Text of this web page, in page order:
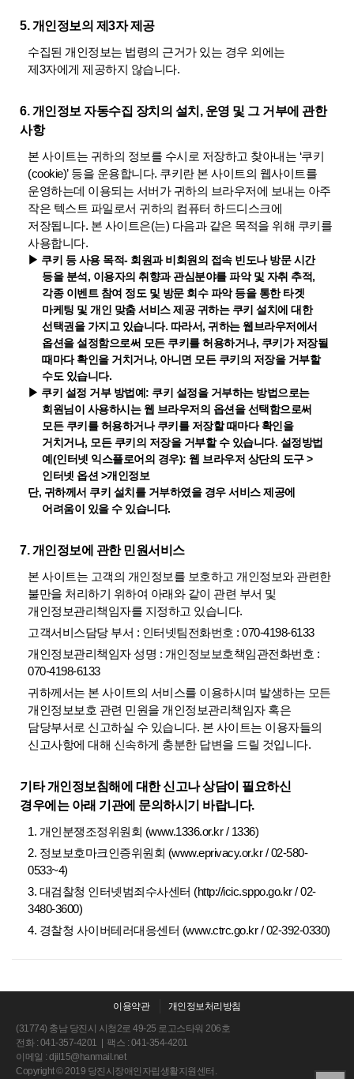
5. 개인정보의 제3자 제공
수집된 개인정보는 법령의 근거가 있는 경우 외에는
제3자에게 제공하지 않습니다.
6. 개인정보 자동수집 장치의 설치, 운영 및 그 거부에 관한
사항
본 사이트는 귀하의 정보를 수시로 저장하고 찾아내는 ‘쿠키
(cookie)’ 등을 운용합니다. 쿠키란 본 사이트의 웹사이트를
운영하는데 이용되는 서버가 귀하의 브라우저에 보내는 아주
작은 텍스트 파일로서 귀하의 컴퓨터 하드디스크에
저장됩니다. 본 사이트은(는) 다음과 같은 목적을 위해 쿠키를
사용합니다.
▶ 쿠키 등 사용 목적- 회원과 비회원의 접속 빈도나 방문 시간
등을 분석, 이용자의 취향과 관심분야를 파악 및 자취 추적,
각종 이벤트 참여 정도 및 방문 회수 파악 등을 통한 타겟
마케팅 및 개인 맞춤 서비스 제공 귀하는 쿠키 설치에 대한
선택권을 가지고 있습니다. 따라서, 귀하는 웹브라우저에서
옵션을 설정함으로써 모든 쿠키를 허용하거나, 쿠키가 저장될
때마다 확인을 거치거나, 아니면 모든 쿠키의 저장을 거부할
수도 있습니다.
▶ 쿠키 설정 거부 방법예: 쿠키 설정을 거부하는 방법으로는
회원님이 사용하시는 웹 브라우저의 옵션을 선택함으로써
모든 쿠키를 허용하거나 쿠키를 저장할 때마다 확인을
거치거나, 모든 쿠키의 저장을 거부할 수 있습니다. 설정방법
예(인터넷 익스플로어의 경우): 웹 브라우저 상단의 도구 >
인터넷 옵션 >개인정보
단, 귀하께서 쿠키 설치를 거부하였을 경우 서비스 제공에
어려움이 있을 수 있습니다.
7. 개인정보에 관한 민원서비스
본 사이트는 고객의 개인정보를 보호하고 개인정보와 관련한
불만을 처리하기 위하여 아래와 같이 관련 부서 및
개인정보관리책임자를 지정하고 있습니다.
고객서비스담당 부서 : 인터넷팀전화번호 : 070-4198-6133
개인정보관리책임자 성명 : 개인정보보호책임관전화번호 :
070-4198-6133
귀하께서는 본 사이트의 서비스를 이용하시며 발생하는 모든
개인정보보호 관련 민원을 개인정보관리책임자 혹은
담당부서로 신고하실 수 있습니다. 본 사이트는 이용자들의
신고사항에 대해 신속하게 충분한 답변을 드릴 것입니다.
기타 개인정보침해에 대한 신고나 상담이 필요하신
경우에는 아래 기관에 문의하시기 바랍니다.
1. 개인분쟁조정위원회 (www.1336.or.kr / 1336)
2. 정보보호마크인증위원회 (www.eprivacy.or.kr / 02-580-
0533~4)
3. 대검찰청 인터넷범죄수사센터 (http://icic.sppo.go.kr / 02-
3480-3600)
4. 경찰청 사이버테러대응센터 (www.ctrc.go.kr / 02-392-0330)
이용약관
개인정보처리방침
(31774) 충남 당진시 시청2로 49-25 로고스타워 206호
전화 : 041-357-4201 | 팩스 : 041-354-4201
이메일 : djil15@hanmail.net
Copyright © 2019 당진시장애인자립생활지원센터.